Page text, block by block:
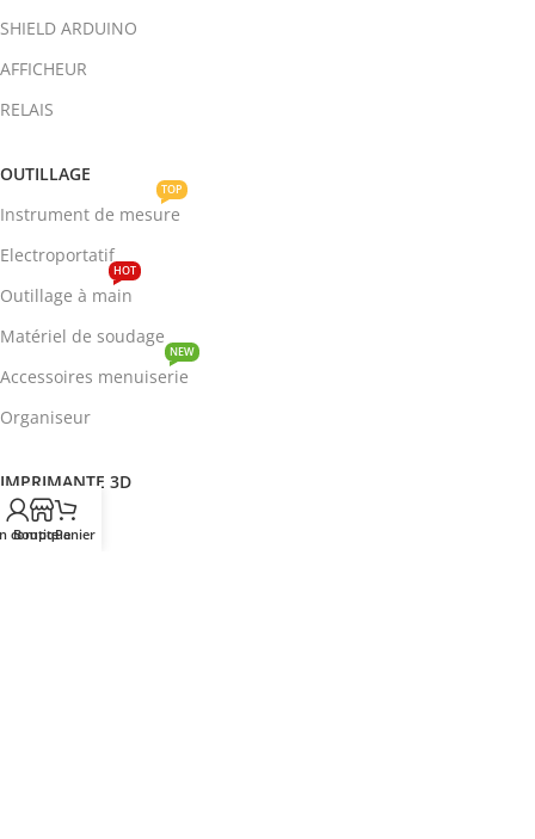
SHIELD ARDUINO
AFFICHEUR
RELAIS
OUTILLAGE
Instrument de mesure
TOP
Electroportatif
Outillage à main
HOT
Matériel de soudage
Accessoires menuiserie
NEW
Organiseur
IMPRIMANTE 3D
ROBOTIQUE
compte
BoutiquePanier